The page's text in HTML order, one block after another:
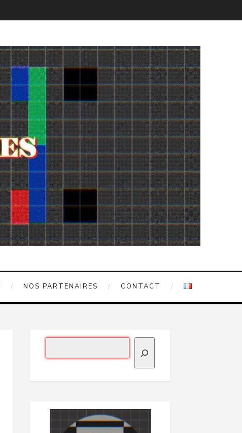
NOS PARTENAIRES CONTACT